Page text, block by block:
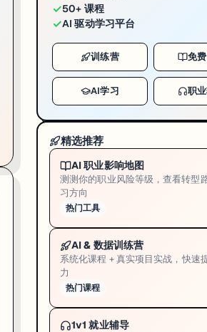
✓50+ 课程
✓AI 驱动学习平台
训练营 免
AI学习 职
精选推荐
AI 职业影响地图
测测你的职业风险等级，查看转型
习方向
热门工具
AI & 数据训练营
系统化课程 + 真实项目实战，快速
力
热门课程
1v1 就业辅导